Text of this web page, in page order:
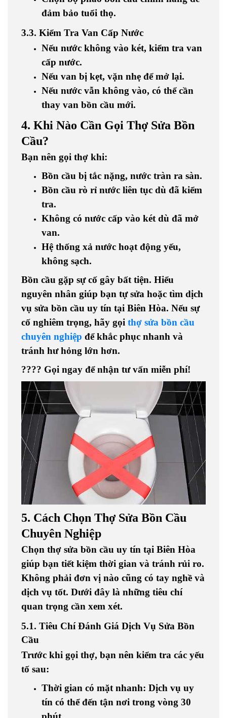
đảm bảo tuổi thọ.
3.3. Kiểm Tra Van Cấp Nước
Nếu nước không vào két, kiểm tra van
cấp nước.
Nếu van bị kẹt, vặn nhẹ để mở lại.
Nếu nước vẫn không vào, có thể cần
thay van bồn cầu mới.
4. Khi Nào Cần Gọi Thợ Sửa Bồn
Cầu?
Bạn nên gọi thợ khi:
Bồn cầu bị tắc nặng, nước tràn ra sàn.
Bồn cầu rò rỉ nước liên tục dù đã kiểm
tra.
Không có nước cấp vào két dù đã mở
van.
Hệ thống xả nước hoạt động yếu,
không sạch.
Bồn cầu gặp sự cố gây bất tiện. Hiểu
nguyên nhân giúp bạn tự sửa hoặc tìm dịch
vụ sửa bồn cầu uy tín tại Biên Hòa. Nếu sự
cố nghiêm trọng, hãy gọi thợ sửa bồn cầu
chuyên nghiệp để khắc phục nhanh và
tránh hư hỏng lớn hơn.
???? Gọi ngay để nhận tư vấn miễn phí!
5. Cách Chọn Thợ Sửa Bồn Cầu
Chuyên Nghiệp
Chọn thợ sửa bồn cầu uy tín tại Biên Hòa
giúp bạn tiết kiệm thời gian và tránh rủi ro.
Không phải đơn vị nào cũng có tay nghề và
dịch vụ tốt. Dưới đây là những tiêu chí
quan trọng cần xem xét.
5.1. Tiêu Chí Đánh Giá Dịch Vụ Sửa Bồn
Cầu
Trước khi gọi thợ, bạn nên kiểm tra các yếu
tố sau:
Thời gian có mặt nhanh: Dịch vụ uy
tín có thể đến tận nơi trong vòng 30